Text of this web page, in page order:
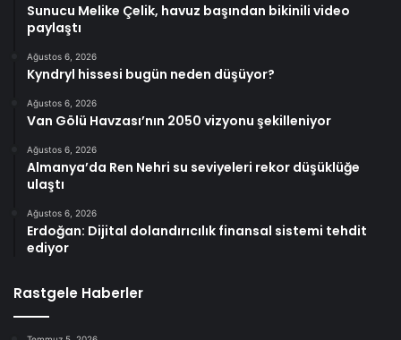
Sunucu Melike Çelik, havuz başından bikinili video
paylaştı
Ağustos 6, 2026
Kyndryl hissesi bugün neden düşüyor?
Ağustos 6, 2026
Van Gölü Havzası’nın 2050 vizyonu şekilleniyor
Ağustos 6, 2026
Almanya’da Ren Nehri su seviyeleri rekor düşüklüğe
ulaştı
Ağustos 6, 2026
Erdoğan: Dijital dolandırıcılık finansal sistemi tehdit
ediyor
Rastgele Haberler